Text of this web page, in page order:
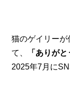
猫のゲイリーが
て、
「ありが
2025年7月に